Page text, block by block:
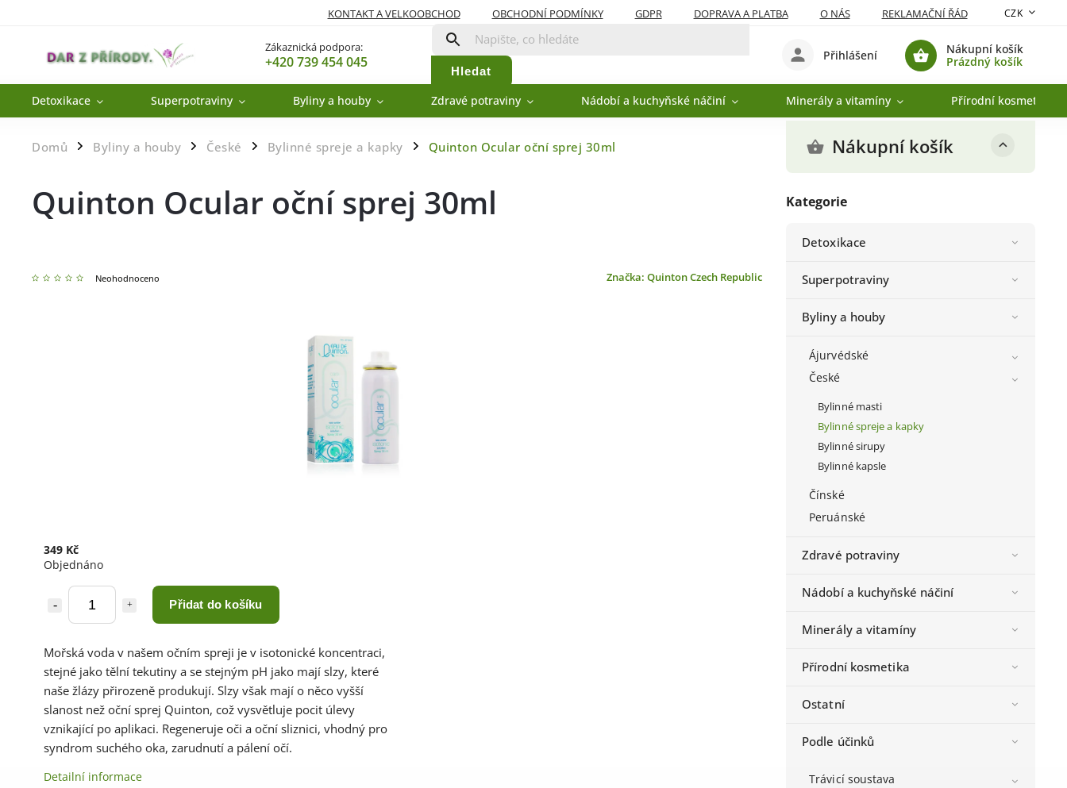
KONTAKT A VELKOOBCHOD OBCHODNÍ PODMÍNKY GDPR DOPRAVA A PLATBA O NÁS REKLAMAČNÍ ŘÁD CZK
Zákaznická podpora:
+420 739 454 045
Hledat
Nákupní košík
Prázdný košík
Přihlášení
Detoxikace Superpotraviny Byliny a houby Zdravé potraviny Nádobí a kuchyňské náčiní Minerály a vitamíny Přírodní kosmetika
Domů / Byliny a houby / České / Bylinné spreje a kapky / Quinton Ocular oční sprej 30ml Nákupní košík
Kategorie
Detoxikace
Superpotraviny
Byliny a houby
Ájurvédské
České
Bylinné masti
Bylinné spreje a kapky
Bylinné sirupy
Bylinné kapsle
Čínské
Peruánské
Zdravé potraviny
Nádobí a kuchyňské náčiní
Minerály a vitamíny
Přírodní kosmetika
Ostatní
Podle účinků
Trávicí soustava
Quinton Ocular oční sprej 30ml
Neohodnoceno Značka: Quinton Czech Republic
349 Kč
Objednáno
Přidat do košíku
Mořská voda v našem očním spreji je v isotonické koncentraci,
stejné jako tělní tekutiny a se stejným pH jako mají slzy, které
naše žlázy přirozeně produkují. Slzy však mají o něco vyšší
slanost než oční sprej Quinton, což vysvětluje pocit úlevy
vznikající po aplikaci. Regeneruje oči a oční sliznici, vhodný pro
syndrom suchého oka, zarudnutí a pálení očí.
Detailní informace